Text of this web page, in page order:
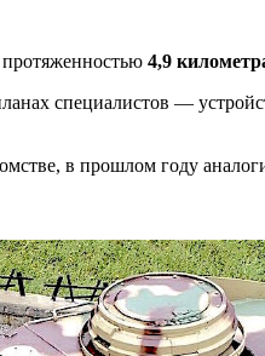
протяженностью 4,9
специалистов —
в прошлом году